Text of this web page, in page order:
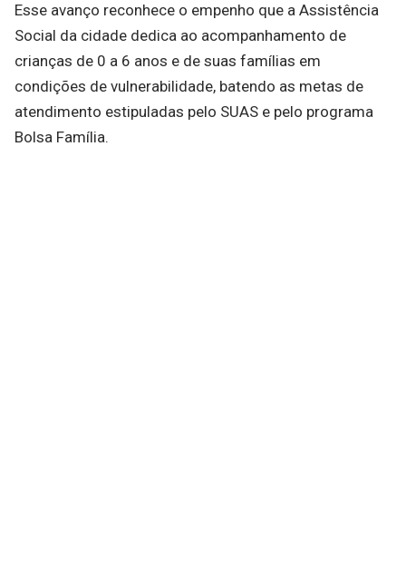
Esse avanço reconhece o empenho que a Assistência
Social da cidade dedica ao acompanhamento de
crianças de 0 a 6 anos e de suas famílias em
condições de vulnerabilidade, batendo as metas de
atendimento estipuladas pelo SUAS e pelo programa
Bolsa Família.